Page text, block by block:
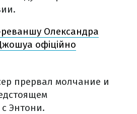
Олександра
офіційно
прервал молчание и
Энтони.